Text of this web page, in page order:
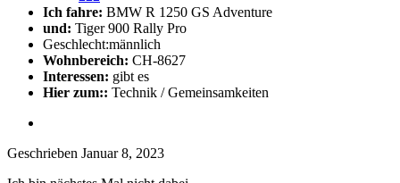
Ich fahre: BMW R 1250 GS Adventure
und: Tiger 900 Rally Pro
Geschlecht:männlich
Wohnbereich: CH-8627
Interessen: gibt es
Hier zum:: Technik / Gemeinsamkeiten
Geschrieben Januar 8, 2023